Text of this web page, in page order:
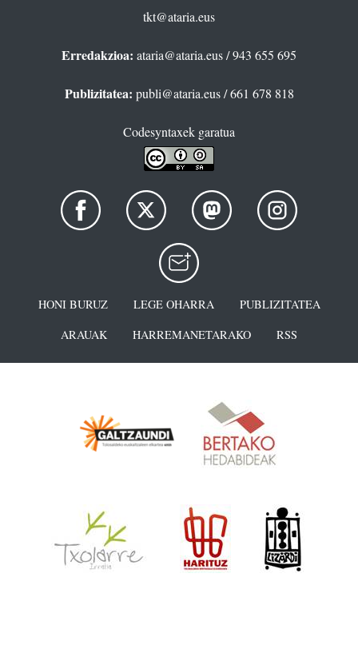
tkt@ataria.eus
Erredakzioa: ataria@ataria.eus/ 943 655 695
Publizitatea: publi@ataria.eus/ 661 678 818
Codesyntaxek garatua
HONI BURUZ LEGE OHARRA
PUBLIZITATEA
ARAUAK
HARREMANETARAKO RSS